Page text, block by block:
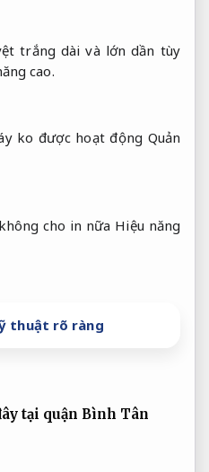
trắng dài và lớn dần tùy
cao.
ko được hoạt động Quản
cho in nữa Hiệu năng
thuật rõ ràng
tại quận Bình Tân